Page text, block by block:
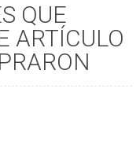
QUE
ARTÍCULO